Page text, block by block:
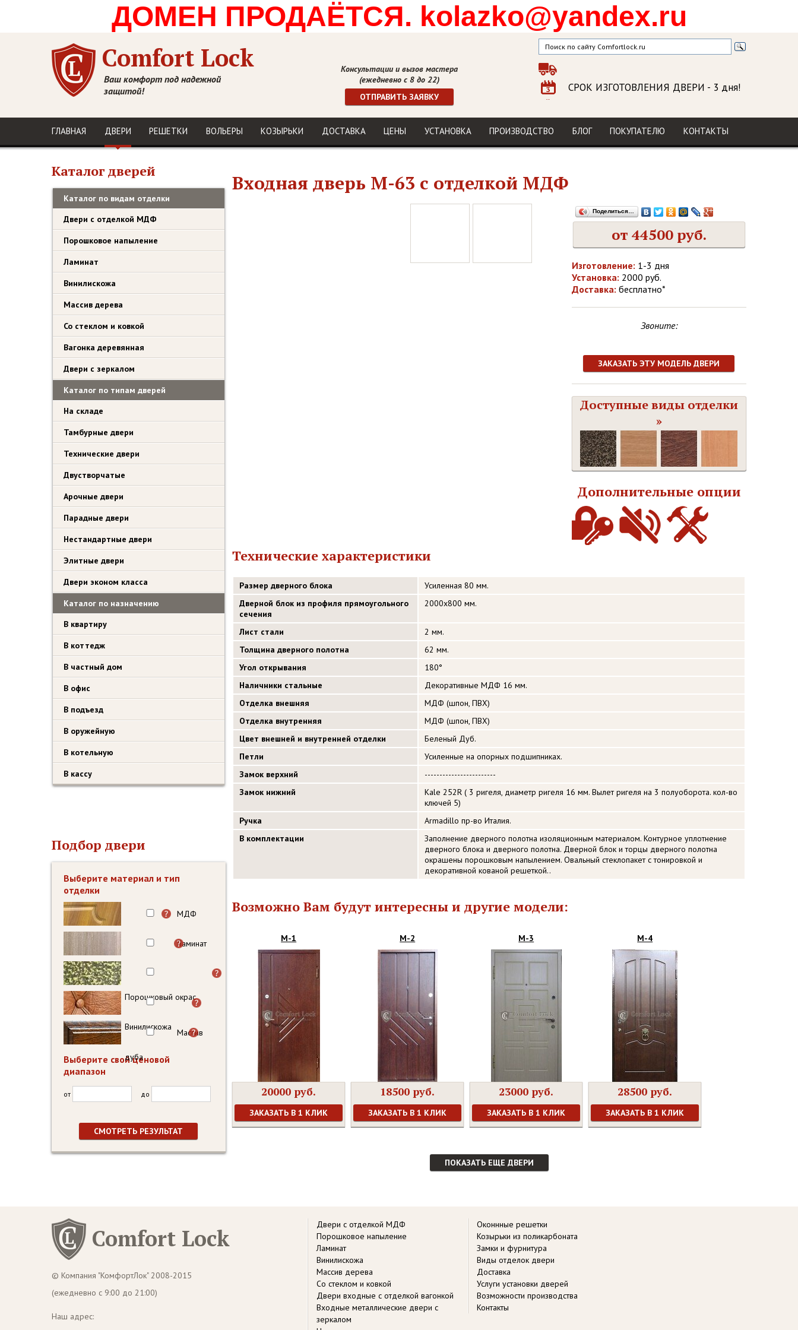
ДОМЕН ПРОДАЁТСЯ. kolazko@yandex.ru
Comfort Lock
Ваш комфорт под надежной
защитой!
Консультации и вызов мастера
(ежедневно с 8 до 22)
ОТПРАВИТЬ ЗАЯВКУ
СРОК ИЗГОТОВЛЕНИЯ ДВЕРИ - 3 дня!
МЫ В СОЦСЕТЯХ
ГЛАВНАЯ ДВЕРИ РЕШЕТКИ ВОЛЬЕРЫ КОЗЫРЬКИ ДОСТАВКА ЦЕНЫ УСТАНОВКА ПРОИЗВОДСТВО БЛОГ ПОКУПАТЕЛЮ КОНТАКТЫ
Входная дверь М-63 с отделкой МДФ
Поделиться…
от 44500 руб.
Изготовление: 1-3 дня
Установка: 2000 руб.
Доставка: бесплатно*
Звоните:
ЗАКАЗАТЬ ЭТУ МОДЕЛЬ ДВЕРИ
Доступные виды отделки
»
Дополнительные опции
Технические характеристики
Размер дверного блока
Усиленная 80 мм.
Дверной блок из профиля прямоугольного
сечения
2000х800 мм.
Лист стали
2 мм.
Толщина дверного полотна
62 мм.
Угол открывания
180°
Наличники стальные
Декоративные МДФ 16 мм.
Отделка внешняя
МДФ (шпон, ПВХ)
Отделка внутренняя
МДФ (шпон, ПВХ)
Цвет внешней и внутренней отделки
Беленый Дуб.
Петли
Усиленные на опорных подшипниках.
Замок верхний
------------------------
Замок нижний
Kale 252R ( 3 ригеля, диаметр ригеля 16 мм. Вылет ригеля на 3 полуоборота. кол-во
ключей 5)
Ручка
Armadillo пр-во Италия.
В комплектации
Заполнение дверного полотна изоляционным материалом. Контурное уплотнение
дверного блока и дверного полотна. Дверной блок и торцы дверного полотна
окрашены порошковым напылением. Овальный стеклопакет с тонировкой и
декоративной кованой решеткой..
Возможно Вам будут интересны и другие модели:
М-1
20000 руб.
ЗАКАЗАТЬ В 1 КЛИК
М-2
18500 руб.
ЗАКАЗАТЬ В 1 КЛИК
М-3
23000 руб.
ЗАКАЗАТЬ В 1 КЛИК
М-4
28500 руб.
ЗАКАЗАТЬ В 1 КЛИК
ПОКАЗАТЬ ЕЩЕ ДВЕРИ
Каталог дверей
Каталог по видам отделки
Двери с отделкой МДФ
Порошковое напыление
Ламинат
Винилискожа
Массив дерева
Со стеклом и ковкой
Вагонка деревянная
Двери с зеркалом
Каталог по типам дверей
На складе
Тамбурные двери
Технические двери
Двустворчатые
Арочные двери
Парадные двери
Нестандартные двери
Элитные двери
Двери эконом класса
Каталог по назначению
В квартиру
В коттедж
В частный дом
В офис
В подъезд
В оружейную
В котельную
В кассу
Подбор двери
Выберите материал и тип
отделки
МДФ
Ламинат
Порошковый окрас
Винилискожа
Массив
дуба
Выберите свой ценовой
диапазон
от до
Comfort Lock
© Компания "КомфортЛок" 2008-2015
(ежедневно с 9:00 до 21:00)
Наш адрес:
Двери с отделкой МДФ
Порошковое напыление
Ламинат
Винилискожа
Массив дерева
Со стеклом и ковкой
Двери входные с отделкой вагонкой
Входные металлические двери с
зеркалом
Оконнные решетки
Козырьки из поликарбоната
Замки и фурнитура
Виды отделок двери
Доставка
Услуги установки дверей
Возможности производства
Контакты